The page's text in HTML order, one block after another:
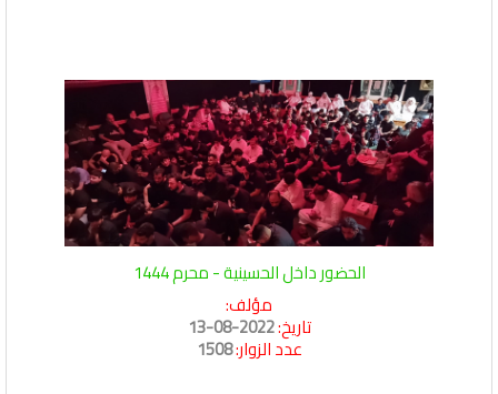
الحضور داخل الحسينية - محرم 1444
مؤلف:
تاريخ:2022-08-13
عدد الزوار:1508